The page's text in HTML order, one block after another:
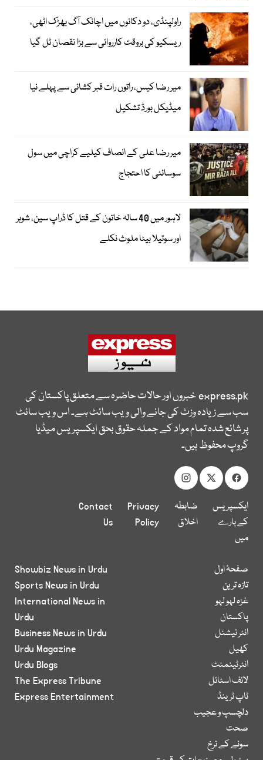
راولپنڈی، دو دکانوں میں اچانک آگ بھڑک اٹھی،
ریسکیو کی بروقت کارروائی سے بڑا نقصان ٹل گیا
میر رضا کیس، راتوں رات قبر کشائی سے پہلے نیا
میڈیکل بورڈ تشکیل
میر رضا علی کے انصاف کیلیے کراچی میں سول
سوسائٹی کا احتجاج
لاہور میں 40 سالہ خاتون کے قتل کا ڈراپ سین، شوہر
اور سوتیلا بیٹا ملوث نکلے
express.pkخبروں اور حالات حاضرہ سے متعلق پاکستان کی
سب سے زیادہ وزٹ کی جانے والی ویب سائٹ ہے۔ اس ویب سائٹ
پر شائع شدہ تمام مواد کے جملہ حقوق بحق ایکسپریس میڈیا
گروپ محفوظ ہیں۔
ایکسپریس
کے بارے
میں
ضابطہ
اخلاق
Privacy
Policy
Contact
Us
صفحۂ اول
تازہ ترین
غزہ لہو لہو
پاکستان
انٹر نیشنل
کھیل
انٹرٹینمنٹ
لائف اسٹائل
ٹاپ ٹرینڈ
دلچسپ و عجیب
صحت
سونے کے نرخ
Showbiz News in Urdu
Sports News in Urdu
International News in
Urdu
Business News in Urdu
Urdu Magazine
Urdu Blogs
The Express Tribune
Express Entertainment